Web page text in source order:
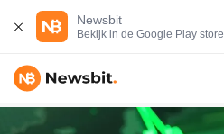
Newsbit
Bekijk in de Google Play store